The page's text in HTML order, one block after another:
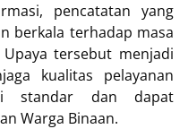
pencatatan yang
berkala terhadap masa
tersebut menjadi
kualitas pelayanan
standar dan dapat
Warga Binaan.